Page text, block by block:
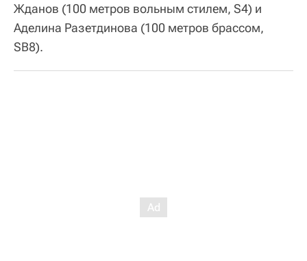
Жданов (100 метров вольным стилем, S4) и
Аделина Разетдинова (100 метров брассом,
SB8).